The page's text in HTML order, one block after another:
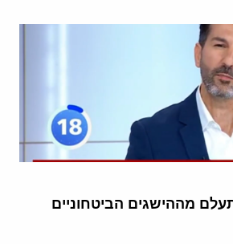
מההישגים הביטחוניים